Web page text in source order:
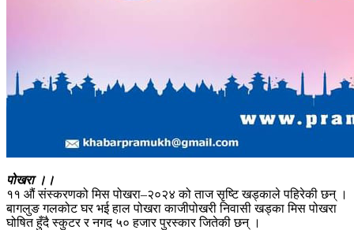
पोखरा ।।
११ औं संस्करणको मिस पोखरा–२०२४ को ताज सृष्टि खड्काले पहिरेकी छन् ।
बागलुङ गलकोट घर भई हाल पोखरा काजीपोखरी निवासी खड्का मिस पोखरा
घोषित हुँदै स्कुटर र नगद ५० हजार पुरस्कार जितेकी छन् ।